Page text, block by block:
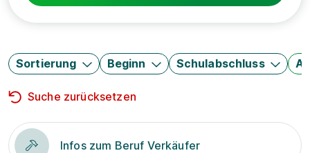
Sortierung Beginn Schulabschluss
Suche zurücksetzen
Infos zum Beruf Verkäufer